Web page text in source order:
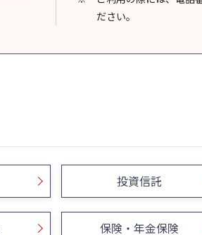
ださい。
投資信託
保険・年金保険